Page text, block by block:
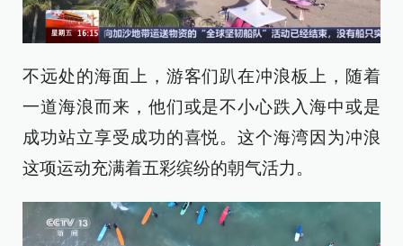
不远处的海面上，游客们趴在冲浪板上，随着
一道海浪而来，他们或是不小心跌入海中或是
成功站立享受成功的喜悦。这个海湾因为冲浪
这项运动充满着五彩缤纷的朝气活力。